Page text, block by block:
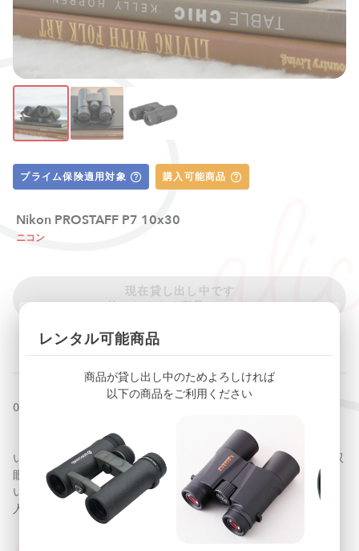
プライム保険適用対象 購入可能商品
Nikon PROSTAFF P7 10x30
ニコン
現在貸し出し中です
他のおすすめ商品はこちら
070052
「コンサート会場や野外フェスに持っていく双眼鏡はどれが
いいの？」GOOD DESIGN AWARD 2022受賞のニコンの双
眼鏡「PROSTAFF P7 10x30」は、倍率10倍と明るく見やす
い口径、鮮明な視界を実現するコーティングで、お目当ての
人や見えにくいステージもしっかりと捉えられます！
レンタル可能商品
商品が貸し出し中のためよろしければ
以下の商品をご利用ください